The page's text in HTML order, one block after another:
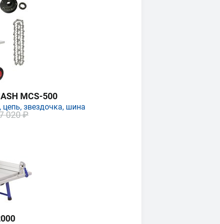
MCS-500
цепь, звездочка, шина
020 ₽